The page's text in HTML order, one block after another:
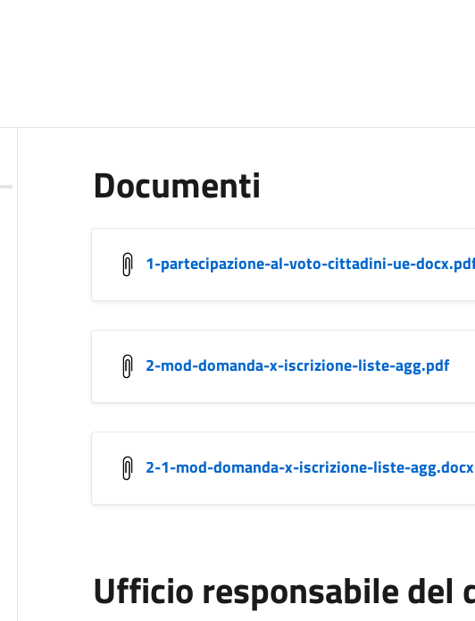
Documenti
1-partecipazione-al-voto-cittadini-ue-
2-mod-domanda-x-iscrizione-liste-agg.pdf
2-1-mod-domanda-x-iscrizione-liste-agg.docx
Ufficio responsabile del